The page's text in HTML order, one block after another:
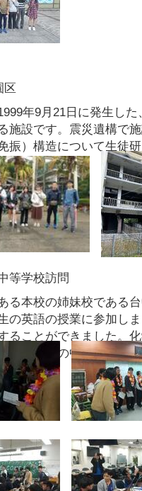
区
年9月21日に発生し
施設です。震災遺構で
振）構造について生徒研
等学校訪問
る本校の姉妹校である
の英語の授業に参加し
ることができました。
た。交流の中で、姉妹